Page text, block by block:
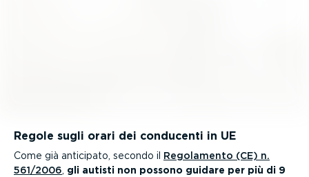
Regole sugli orari dei conducenti in UE
Come già anticipato, secondo il Regolamento (CE) n.
561/2006, gli autisti non possono guidare per più di 9